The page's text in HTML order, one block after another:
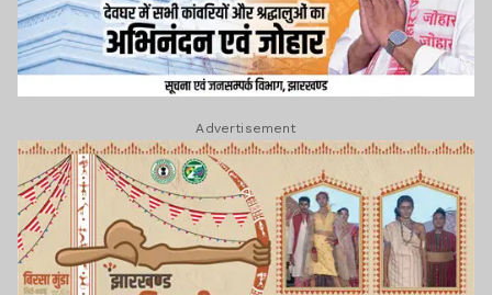
Advertisement